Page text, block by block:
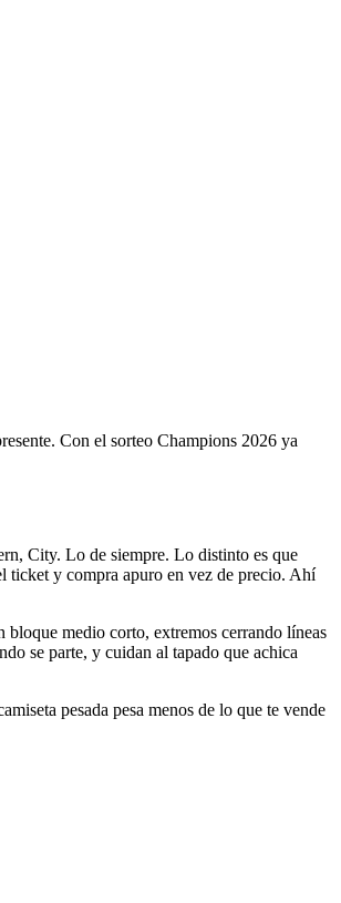
Con el sorteo Champions 2026 ya
City. Lo de siempre. Lo distinto es que
ticket y compra apuro en vez de precio. Ahí
medio corto, extremos cerrando líneas
se parte, y cuidan al tapado que achica
pesada pesa menos de lo que te vende